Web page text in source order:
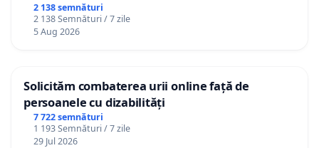
2 138 semnături
2 138 Semnături / 7 zile
5 Aug 2026
Solicităm combaterea urii online față de
persoanele cu dizabilități
7 722 semnături
1 193 Semnături / 7 zile
29 Jul 2026